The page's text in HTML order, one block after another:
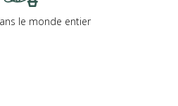
le monde entier